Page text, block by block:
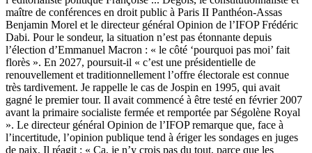
maître de conférences en droit public à Paris II Panthéon-Assas
Benjamin Morel et le directeur général Opinion de l’IFOP Frédéric
Dabi. Pour le sondeur, la situation n’est pas étonnante depuis
l’élection d’Emmanuel Macron : « le côté ‘pourquoi pas moi’ fait
florès ». En 2027, poursuit-il « c’est une présidentielle de
renouvellement et traditionnellement l’offre électorale est connue
très tardivement. Je rappelle le cas de Jospin en 1995, qui avait
gagné le premier tour. Il avait commencé à être testé en février 2007
avant la primaire socialiste fermée et remportée par Ségolène Royal
». Le directeur général Opinion de l’IFOP remarque que, face à
l’incertitude, l’opinion publique tend à ériger les sondages en juges
de paix. Il réagit : « Ça, je n’y crois pas du tout, parce que les